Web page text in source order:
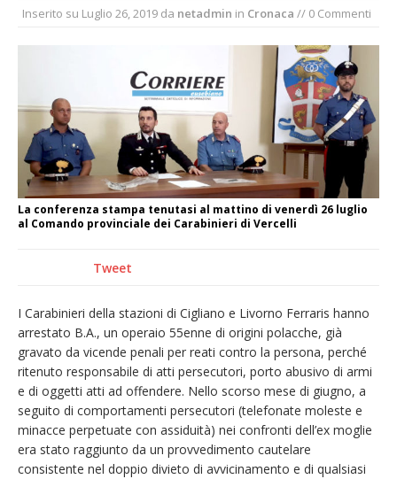
pellegrinaggio diocesano
Intervento dei vigili del fuoco per un
incendio di sterpaglie a Caresanablot
Asl Vc: arrivano i nuovi totem multifunzionali
per i pagamenti delle prestazioni
Dieci anni fa l’ingresso a Vercelli
dell’arcivescovo mons. Marco Arnolfo
Inserito su Luglio 26, 2019 da netadmin in Cronaca // 0 Commenti
La conferenza stampa tenutasi al mattino di venerdì 26 luglio
al Comando provinciale dei Carabinieri di Vercelli
Tweet
I Carabinieri della stazioni di Cigliano e Livorno Ferraris hanno
arrestato B.A., un operaio 55enne di origini polacche, già
gravato da vicende penali per reati contro la persona, perché
ritenuto responsabile di atti persecutori, porto abusivo di armi
e di oggetti atti ad offendere. Nello scorso mese di giugno, a
seguito di comportamenti persecutori (telefonate moleste e
minacce perpetuate con assiduità) nei confronti dell’ex moglie
era stato raggiunto da un provvedimento cautelare
consistente nel doppio divieto di avvicinamento e di qualsiasi